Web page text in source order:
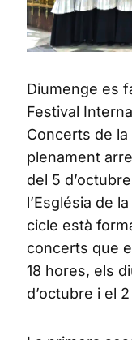
Diumenge es
Festival
Concerts de
plenament
del 5
l’Església de
cicle està
concerts que
18 hores, els
d’octubre i el